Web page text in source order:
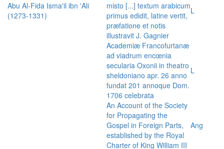
Abu Al-Fida Isma'il ibn 'Ali
(1273-1331)
misto [...] textum arabicum
primus edidit, latine vertit,
præfatione et notis
illustravit J. Gagnier
L
Academiæ Francofurtanæ
ad viadrum encœnia
secularia Oxonii in theatro
sheldoniano apr. 26 anno
fundat 201 annoque Dom.
1706 celebrata
L
An Account of the Society
for Propagating the
Gospel in Foreign Parts,
established by the Royal
Charter of King William III
Ang